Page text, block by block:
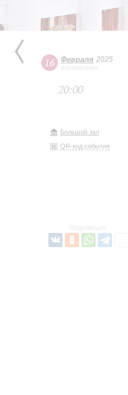
16 Февраля 2025
воскресенье
20:00
Большой зал
QR-код события
Поделиться: